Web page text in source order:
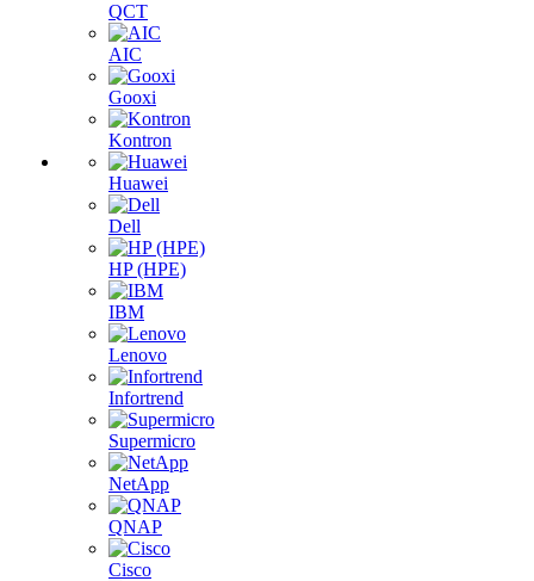
QCT
AIC
Gooxi
Kontron
Huawei
Dell
HP (HPE)
IBM
Lenovo
Infortrend
Supermicro
NetApp
QNAP
Cisco